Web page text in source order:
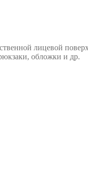
лицевой
обложки и др.